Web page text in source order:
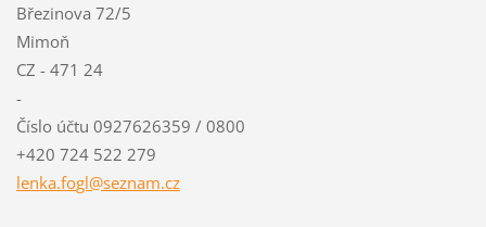
Březinova 72/5
Mimoň
CZ - 471 24
-
Číslo účtu 0927626359 / 0800
+420 724 522 279
lenka.fogl@seznam.cz